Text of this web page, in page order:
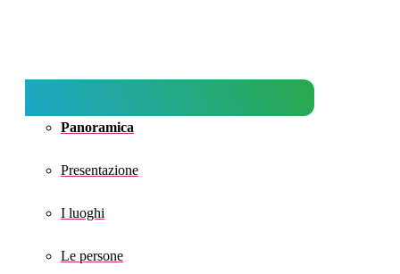
Panoramica
Presentazione
I luoghi
Le persone